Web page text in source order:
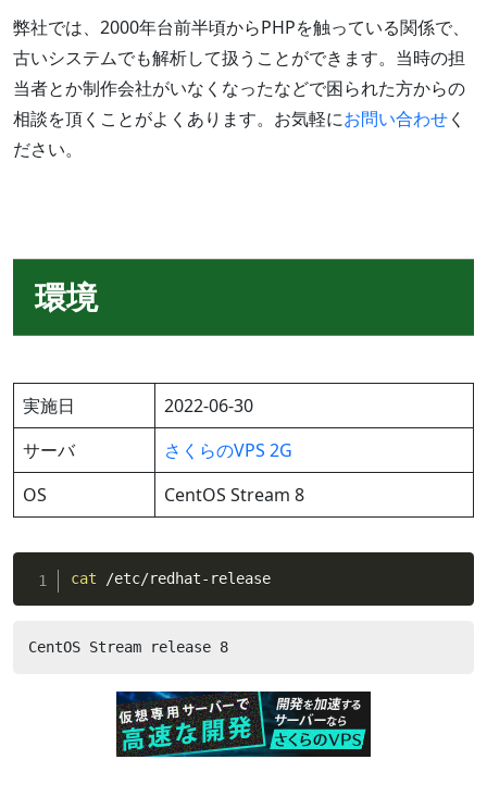
弊社では、2000年台前半頃からPHPを触っている関係で、
古いシステムでも解析して扱うことができます。当時の担
当者とか制作会社がいなくなったなどで困られた方からの
相談を頂くことがよくあります。お気軽にお問い合わせく
ださい。
環境
実施日
2022-06-30
サーバ
さくらのVPS 2G
OS
CentOS Stream 8
cat /etc/redhat-release
CentOS Stream release 8